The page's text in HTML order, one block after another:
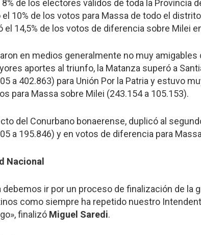
8% de los electores válidos de toda la Provincia
el 10% de los votos para Massa de todo el
el 14,5% de los votos de diferencia sobre Milei
en medios generalmente no muy
aportes al triunfo, la Matanza superó a
a 402.863) para Unión Por la Patria y estuvo
para Massa sobre Milei (243.154 a 105.153).
del Conurbano bonaerense, duplicó al
a 195.846) y en votos de diferencia para
Nacional
debemos ir por un proceso de finalización de la
como siempre ha repetido nuestro
finalizó Miguel Saredi.